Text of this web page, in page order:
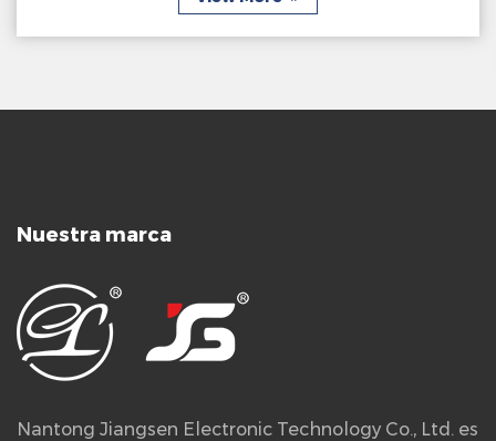
Nuestra marca
Nantong Jiangsen Electronic Technology Co., Ltd. es